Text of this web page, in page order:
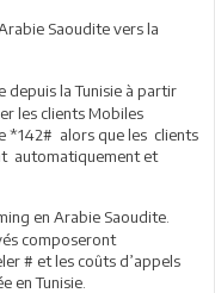
Saoudite vers la
depuis la Tunisie à partir
les clients Mobiles
*142# alors que les clients
automatiquement et
en Arabie Saoudite.
composeront
# et les coûts d’appels
en Tunisie.